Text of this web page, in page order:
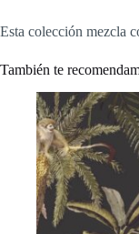
Esta colección mezcla
También te